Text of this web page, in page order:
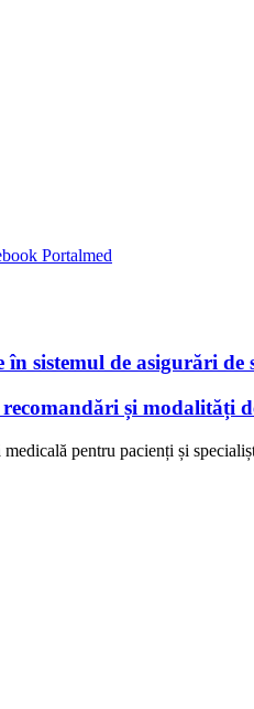
Portalmed
sistemul de asigurări de
și modalități
pentru pacienți și